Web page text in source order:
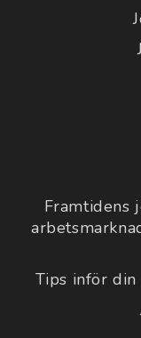
Framtidens
Tips inför